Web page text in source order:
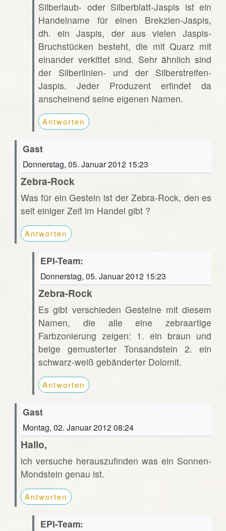
Silberlaub- oder Silberblatt-Jaspis ist ein
Handelname für einen Brekzien-Jaspis,
dh. ein Jaspis, der aus vielen Jaspis-
Bruchstücken besteht, die mit Quarz mit
einander verkittet sind. Sehr ähnlich sind
der Silberlinien- und der Silberstreifen-
Jaspis. Jeder Produzent erfindet da
anscheinend seine eigenen Namen.
Antworten
Gast
Donnerstag, 05. Januar 2012 15:23
Zebra-Rock
Was für ein Gestein ist der Zebra-Rock, den es
seit einiger Zeit im Handel gibt ?
Antworten
EPI-Team:
Donnerstag, 05. Januar 2012 15:23
Zebra-Rock
Es gibt verschieden Gesteine mit diesem
Namen, die alle eine zebraartige
Farbzonierung zeigen: 1. ein braun und
beige gemusterter Tonsandstein 2. ein
schwarz-weiß gebänderter Dolomit.
Antworten
Gast
Montag, 02. Januar 2012 08:24
Hallo,
ich versuche herauszufinden was ein Sonnen-
Mondstein genau ist.
Antworten
EPI-Team: